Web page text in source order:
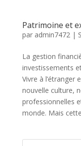
Patrimoine et
par admin7472|
La gestion
investissements
Vivre à l’étranger
nouvelle culture,
professionnelles
monde. Mais